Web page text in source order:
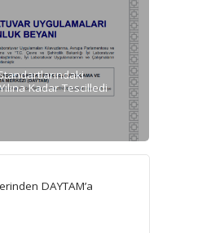
Kadar Tescilledi
DAYTAM’a